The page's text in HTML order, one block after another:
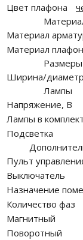
Цвет плафона
Материал
Материал
Размеры
Ширина/
Лампы
Напряжение, В
Лампы в
Подсветка
Пульт
Выключатель
Назначение
Количество фаз
Магнитный
Поворотный